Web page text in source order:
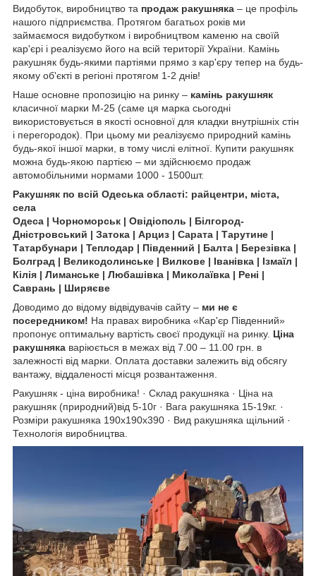
Видобуток, виробництво та продаж ракушняка – це профіль
нашого підприємства. Протягом багатьох років ми
займаємося видобутком і виробництвом каменю на своїй
кар'єрі і реалізуємо його на всій території України. Камінь
ракушняк будь-якими партіями прямо з кар'єру тепер на будь-
якому об'єкті в регіоні протягом 1-2 днів!
Наше основне пропозицію на ринку – камінь ракушняк
класичної марки М-25 (саме ця марка сьогодні
використовується в якості основної для кладки внутрішніх стін
і перегородок). При цьому ми реалізуємо природний камінь
будь-якої іншої марки, в тому числі елітної. Купити ракушняк
можна будь-якою партією – ми здійснюємо продаж
автомобільними нормами 1000 - 1500шт.
Ракушняк по всій Одеська області: райцентри, міста,
села
Одеса | Чорноморськ | Овідіополь | Білгород-
Дністровський | Затока | Арциз | Сарата | Тарутине |
Татарбунари | Теплодар | Південний | Балта | Березівка |
Болград | Великодолинське | Вилкове | Іванівка | Ізмаїл |
Кілія | Лиманське | Любашівка | Миколаївка | Рені |
Саврань | Ширяєве
Доводимо до відому відвідувачів сайту – ми не є
посередником! На правах виробника «Кар'єр Південний»
пропонує оптимальну вартість своєї продукції на ринку. Ціна
ракушняка варіюється в межах від 7.00 – 11.00 грн. в
залежності від марки. Оплата доставки залежить від обсягу
вантажу, віддаленості місця розвантаження.
Ракушняк - ціна виробника! · Склад ракушняка · Ціна на
ракушняк (природний)від 5-10г · Вага ракушняка 15-19кг. ·
Розміри ракушняка 190х190х390 · Вид ракушняка щільний ·
Технологія виробництва.